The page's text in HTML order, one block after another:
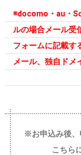
※docomo・au・
ルの場合メール受
フォームに記載す
メール、独自ドメ
※お申込み後、
こちら